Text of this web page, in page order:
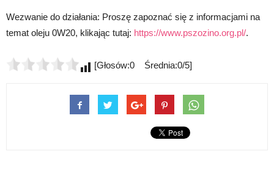
Wezwanie do działania: Proszę zapoznać się z informacjami na
temat oleju 0W20, klikając tutaj: https://www.pszozino.org.pl/.
[Głosów:0 Średnia:0/5]